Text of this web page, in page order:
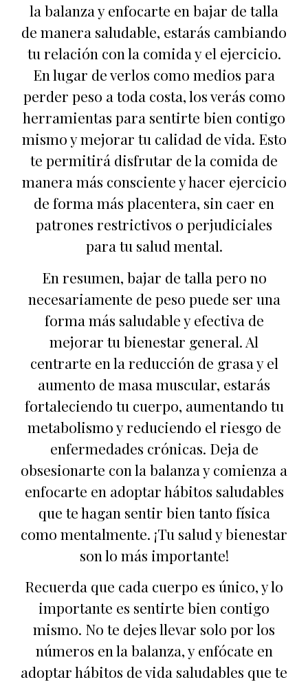
la balanza y enfocarte en bajar de talla
de manera saludable, estarás cambiando
tu relación con la comida y el ejercicio.
En lugar de verlos como medios para
perder peso a toda costa, los verás como
herramientas para sentirte bien contigo
mismo y mejorar tu calidad de vida. Esto
te permitirá disfrutar de la comida de
manera más consciente y hacer ejercicio
de forma más placentera, sin caer en
patrones restrictivos o perjudiciales
para tu salud mental.
En resumen, bajar de talla pero no
necesariamente de peso puede ser una
forma más saludable y efectiva de
mejorar tu bienestar general. Al
centrarte en la reducción de grasa y el
aumento de masa muscular, estarás
fortaleciendo tu cuerpo, aumentando tu
metabolismo y reduciendo el riesgo de
enfermedades crónicas. Deja de
obsesionarte con la balanza y comienza a
enfocarte en adoptar hábitos saludables
que te hagan sentir bien tanto física
como mentalmente. ¡Tu salud y bienestar
son lo más importante!
Recuerda que cada cuerpo es único, y lo
importante es sentirte bien contigo
mismo. No te dejes llevar solo por los
números en la balanza, y enfócate en
adoptar hábitos de vida saludables que te